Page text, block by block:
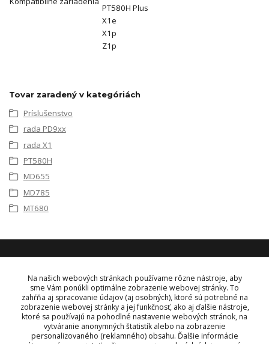
PT580H Plus
X1e
X1p
Z1p
Tovar zaradený v kategóriách
Príslušenstvo
rada PD9xx
rada X1
PT580H
MD655
MD785
MT680
KONTAKT
OBJEDNÁVKY A INFORMÁCIE
+421 948 229 224
info@vysielacky.com
Na našich webových stránkach používame rôzne nástroje, aby
sme Vám ponúkli optimálne zobrazenie webovej stránky. To
zahŕňa aj spracovanie údajov (aj osobných), ktoré sú potrebné na
zobrazenie webovej stránky a jej funkčnosť, ako aj ďalšie nástroje,
ktoré sa používajú na pohodlné nastavenie webových stránok, na
vytváranie anonymných štatistík alebo na zobrazenie
personalizovaného (reklamného) obsahu. Ďalšie informácie